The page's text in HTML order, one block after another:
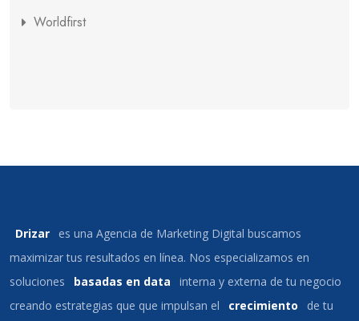
Worldfirst
Drizar
es una Agencia de Marketing Digital buscamos
maximizar tus resultados en línea. Nos especializamos en
soluciones
basadas en data
interna y externa de tu negocio
creando estrategias que que impulsan el
crecimiento
de tu